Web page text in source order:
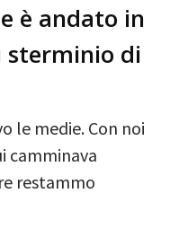
è andato in
sterminio di
le medie. Con noi
camminava
restammo